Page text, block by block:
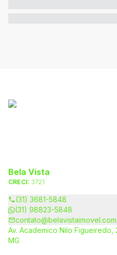
Bela Vista
CRECI: 3721
(31) 3681-5848
(31) 98823-5848
Av. Academico Nilo Figueiredo,
MG